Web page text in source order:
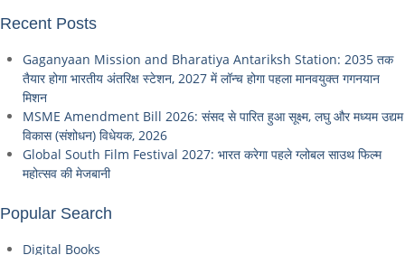
Recent Posts
Gaganyaan Mission and Bharatiya Antariksh Station: 2035 तक
तैयार होगा भारतीय अंतरिक्ष स्टेशन, 2027 में लॉन्च होगा पहला मानवयुक्त गगनयान
मिशन
MSME Amendment Bill 2026: संसद से पारित हुआ सूक्ष्म, लघु और मध्यम उद्यम
विकास (संशोधन) विधेयक, 2026
Global South Film Festival 2027: भारत करेगा पहले ग्लोबल साउथ फिल्म
महोत्सव की मेजबानी
Popular Search
Digital Books